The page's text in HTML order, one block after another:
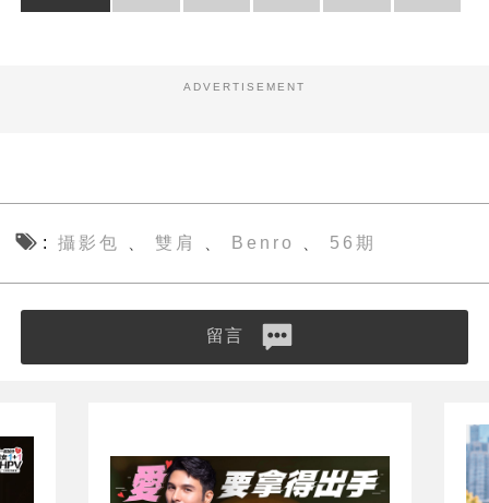
ADVERTISEMENT
攝影包 、雙肩 Benro 56期
留言